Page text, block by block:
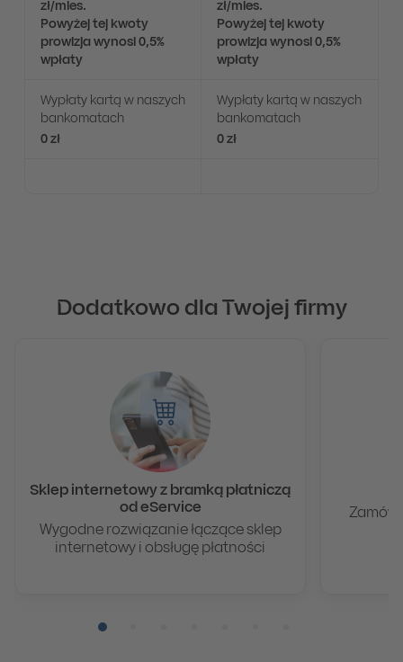
zł/mies.
Powyżej tej kwoty
prowizja wynosi 0,5%
wpłaty
zł/mies.
Powyżej tej kwoty
prowizja wynosi 0,5%
wpłaty
Wypłaty kartą w naszych
bankomatach
0 zł
Wypłaty kartą w naszych
bankomatach
0 zł
Dodatkowo dla Twojej firmy
Sklep internetowy z bramką płatniczą
od eService
Wygodne rozwiązanie łączące sklep
internetowy i obsługę płatności
Zamów